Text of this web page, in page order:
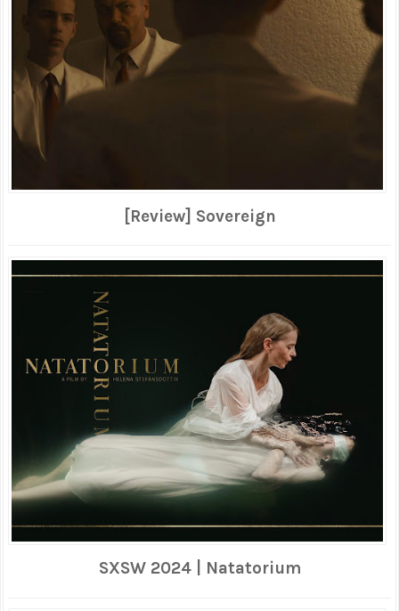
[Review] Sovereign
SXSW 2024 | Natatorium